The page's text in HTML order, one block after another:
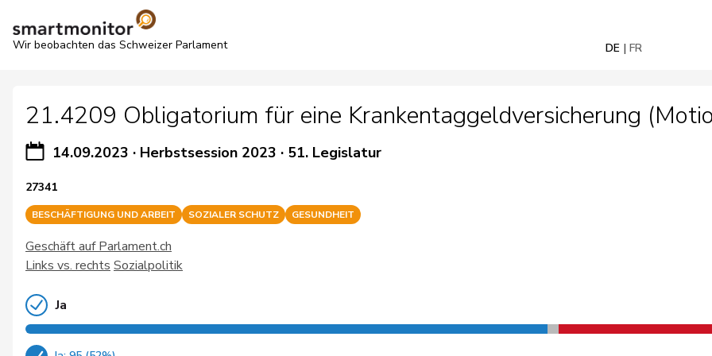
Wir beobachten das Schweizer Parlament DE FR
21.4209 Obligatorium für eine Krankentaggeldversicherung
14.09.2023 · Herbstsession 2023 · 51. Legislatur
27341
BESCHÄFTIGUNG UND ARBEIT SOZIALER SCHUTZ GESUNDHEIT
Geschäft auf Parlament.ch
Links vs. rechts Sozialpolitik
Ja